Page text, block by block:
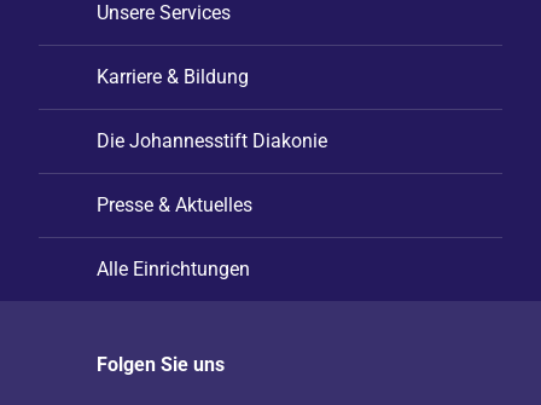
Unsere Services
Karriere & Bildung
Die Johannesstift Diakonie
Presse & Aktuelles
Alle Einrichtungen
Folgen Sie uns